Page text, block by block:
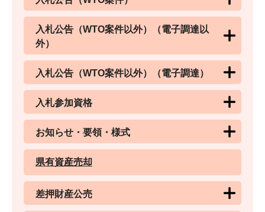
入札公告（WTO案件以外）（電子調達以
外）
入札公告（WTO案件以外）（電子調達）
入札参加資格
お知らせ・要領・様式
県有資産売却
差押財産公売